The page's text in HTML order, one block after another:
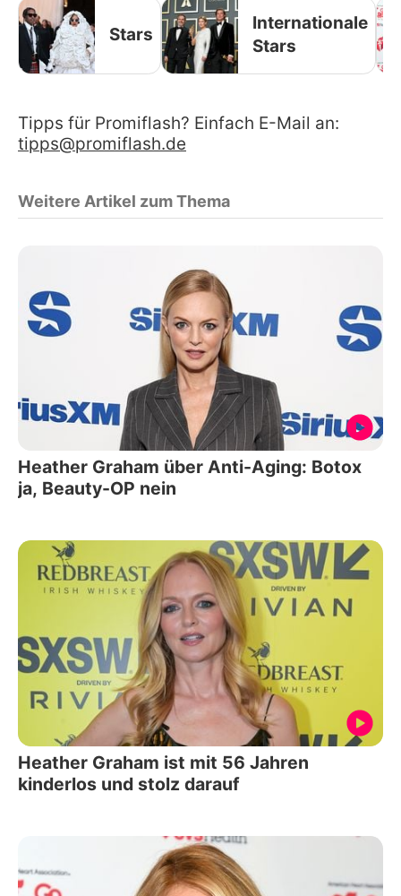
Stars
Internationale
Stars
Tipps für Promiflash? Einfach E-Mail an:
tipps@promiflash.de
Weitere Artikel zum Thema
Heather Graham über Anti-Aging: Botox
ja, Beauty-OP nein
Heather Graham ist mit 56 Jahren
kinderlos und stolz darauf